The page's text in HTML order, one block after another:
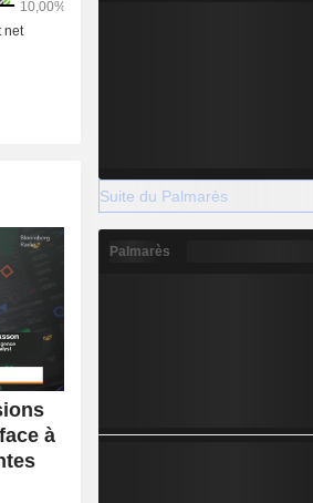
à
Suite du Palmarès
Palmarès